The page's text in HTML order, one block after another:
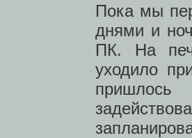
Пока мы
днями и
ПК. На
уходило
пришлось